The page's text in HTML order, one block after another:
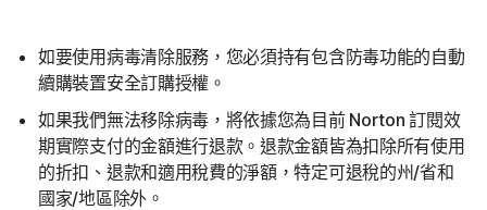
如要使用病毒清除服務，您必須持有包含防毒功能的自動
續購裝置安全訂購授權。
如果我們無法移除病毒，將依據您為目前 Norton 訂閱效
期實際支付的金額進行退款。退款金額皆為扣除所有使用
的折扣、退款和適用稅費的淨額，特定可退稅的州/省和
國家/地區除外。